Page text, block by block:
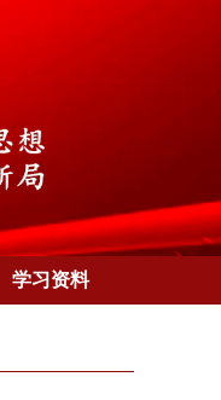
学习资料